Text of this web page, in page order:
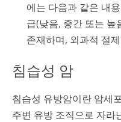
에는 다음과 같은 내
급(낮음, 중간 또는 높
존재하며, 외과적 절
침습성 암
침습성 유방암이란 암세
주변 유방 조직으로 자라